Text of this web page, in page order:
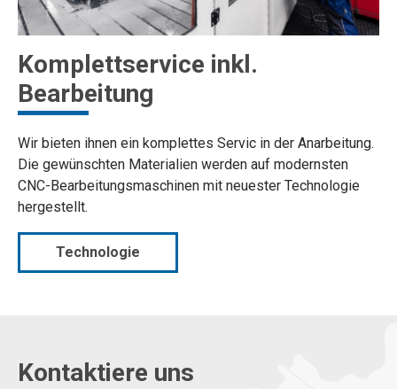
Komplettservice inkl.
Bearbeitung
Wir bieten ihnen ein komplettes Servic in der Anarbeitung.
Die gewünschten Materialien werden auf modernsten
CNC-Bearbeitungsmaschinen mit neuester Technologie
hergestellt.
Technologie
Kontaktiere uns